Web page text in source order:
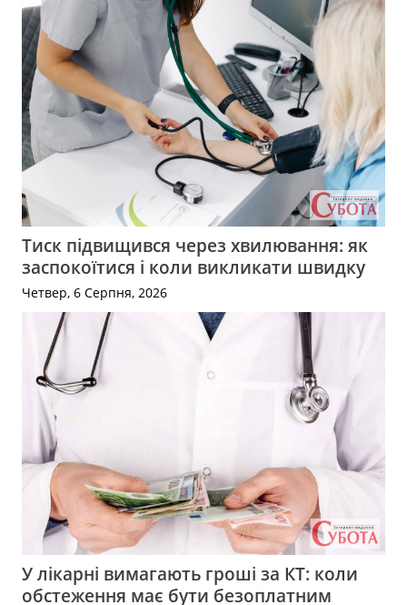
Тиск підвищився через хвилювання: як
заспокоїтися і коли викликати швидку
Четвер, 6 Серпня, 2026
У лікарні вимагають гроші за КТ: коли
обстеження має бути безоплатним